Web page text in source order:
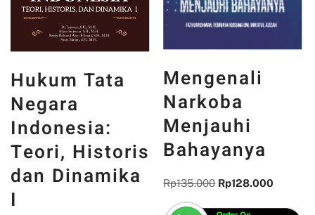
Hukum Tata
Negara
Indonesia:
Teori, Historis
dan Dinamika
I
Mengenali
Narkoba
Menjauhi
Bahayanya
Rp135.000 Rp128.000